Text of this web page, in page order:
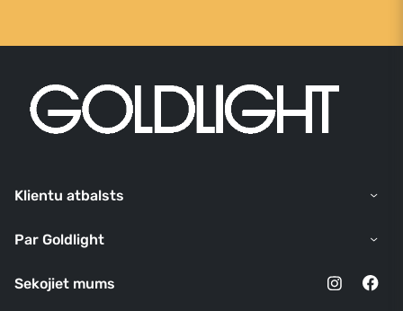
Klientu atbalsts
Par Goldlight
Sekojiet mums